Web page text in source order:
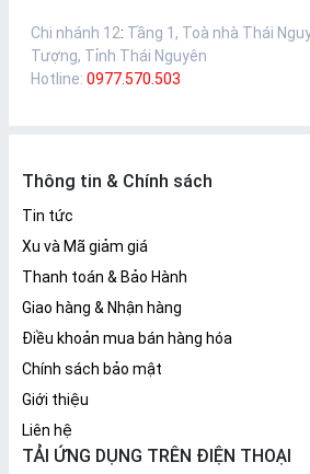
Chi nhánh 12: Tầng 1, Toà nhà Thái
Tượng, Tỉnh Thái Nguyên
Hotline: 0977.570.503
Thông tin & Chính sách
Tin tức
Xu và Mã giảm giá
Thanh toán & Bảo Hành
Giao hàng & Nhận hàng
Điều khoản mua bán hàng hóa
Chính sách bảo mật
Giới thiệu
Liên hệ
TẢI ỨNG DỤNG TRÊN ĐIỆN THOẠI